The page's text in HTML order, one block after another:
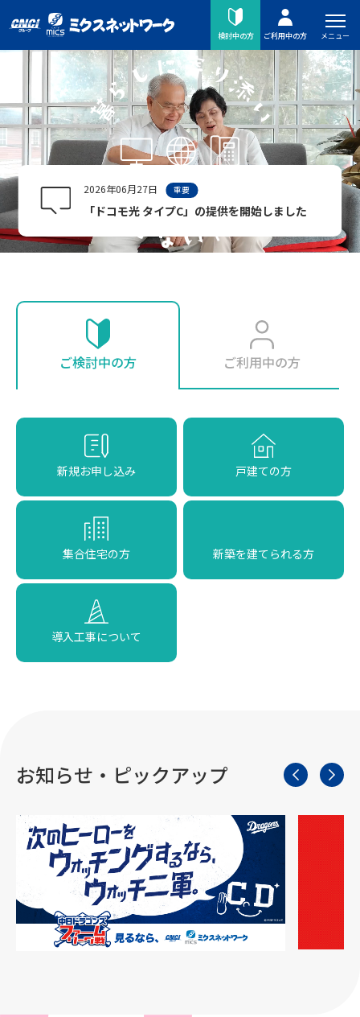
検討中の方 ご利用中の方 メニュー
2026年06月27日 重要
「ドコモ光 タイプC」の提供を開始しました
ご検討中の方 ご利用中の方
新規お申し込み 戸建ての方
集合住宅の方 新築を建てられる方
導入工事について
お知らせ・ピックアップ